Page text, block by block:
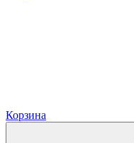
Корзина